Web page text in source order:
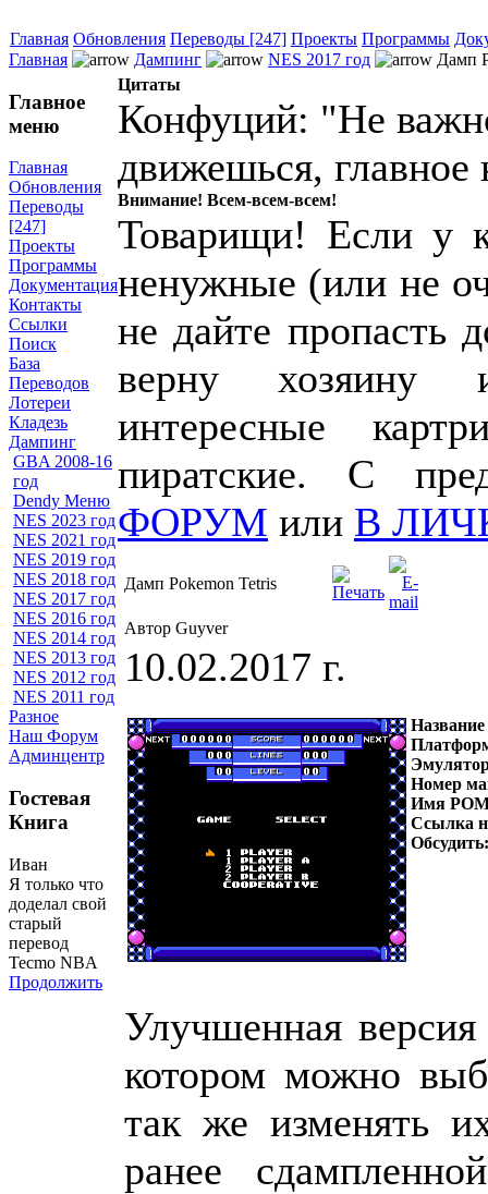
Главная Обновления Переводы [247] Проекты Программы
Главная
Дампинг NES 2017 год Дамп
Главное
меню
Главная
Обновления
Переводы
[247]
Проекты
Программы
Документация
Контакты
Ссылки
Поиск
База
Переводов
Лотереи
Кладезь
Дампинг
GBA 2008-16
год
Dendy Меню
NES 2023 год
NES 2021 год
NES 2019 год
NES 2018 год
NES 2017 год
NES 2016 год
NES 2014 год
NES 2013 год
NES 2012 год
NES 2011 год
Разное
Наш Форум
Админцентр
Гостевая
Книга
Иван
Я только что
доделал свой
старый
перевод
Tecmo NBA
Продолжить
Цитаты
Конфуций: "Не
движешься, главное
Внимание! Всем-всем-всем!
Товарищи! Если у
ненужные (или не
не дайте пропасть
верну хозяину
интересные
пиратские. С
ФОРУМ или В
Дамп Pokemon Tetris
Автор Guyver
10.02.2017 г.
Номер
Имя
Ссылка
Улучшенная
котором можно
так же изменять
ранее